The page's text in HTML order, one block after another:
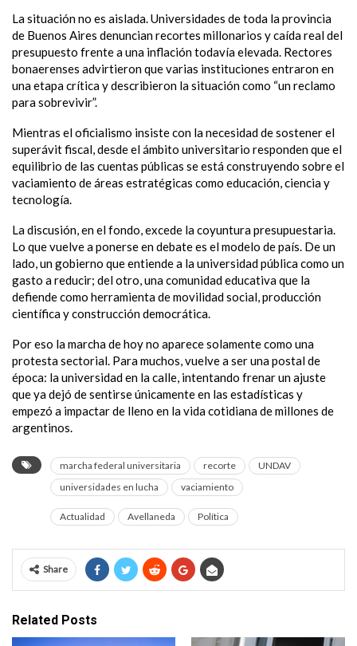
La situación no es aislada. Universidades de toda la provincia
de Buenos Aires denuncian recortes millonarios y caída real del
presupuesto frente a una inflación todavía elevada. Rectores
bonaerenses advirtieron que varias instituciones entraron en
una etapa crítica y describieron la situación como “un reclamo
para sobrevivir”.
Mientras el oficialismo insiste con la necesidad de sostener el
superávit fiscal, desde el ámbito universitario responden que el
equilibrio de las cuentas públicas se está construyendo sobre el
vaciamiento de áreas estratégicas como educación, ciencia y
tecnología.
La discusión, en el fondo, excede la coyuntura presupuestaria.
Lo que vuelve a ponerse en debate es el modelo de país. De un
lado, un gobierno que entiende a la universidad pública como un
gasto a reducir; del otro, una comunidad educativa que la
defiende como herramienta de movilidad social, producción
científica y construcción democrática.
Por eso la marcha de hoy no aparece solamente como una
protesta sectorial. Para muchos, vuelve a ser una postal de
época: la universidad en la calle, intentando frenar un ajuste
que ya dejó de sentirse únicamente en las estadísticas y
empezó a impactar de lleno en la vida cotidiana de millones de
argentinos.
marcha federal universitaria recorte
UNDAV
universidades en lucha
vaciamiento
Actualidad Avellaneda Política
Share
Related Posts